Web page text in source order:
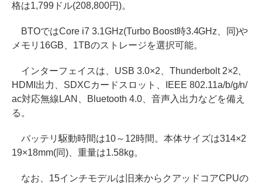
格は1,799ドル(208,800円)。
BTOではCore i7 3.1GHz(Turbo Boost時3.4GHz、同)や
メモリ16GB、1TBのストレージを選択可能。
インターフェイスは、USB 3.0×2、Thunderbolt 2×2、
HDMI出力、SDXCカードスロット、IEEE 802.11a/b/g/n/
ac対応無線LAN、Bluetooth 4.0、音声入出力などを備え
る。
バッテリ駆動時間は10～12時間。本体サイズは314×2
19×18mm(同)、重量は1.58kg。
なお、15インチモデルは旧来からクアッドコアCPUの